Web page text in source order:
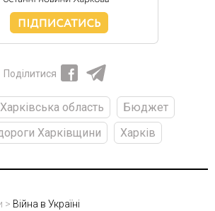
Поділитися
Харківська область
Бюджет
Харківщини Харків
> Війна в Україні